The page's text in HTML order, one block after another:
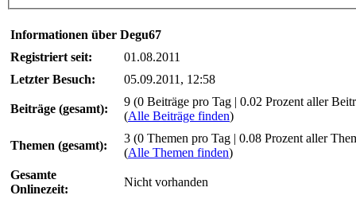
Informationen über Degu67
Registriert seit:
01.08.2011
Letzter Besuch:
05.09.2011, 12:58
Beiträge (gesamt):
9 (0 Beiträge pro Tag | 0.02 Prozent aller
(Alle Beiträge finden)
Themen (gesamt):
3 (0 Themen pro Tag | 0.08 Prozent aller
(Alle Themen finden)
Gesamte
Onlinezeit:
Nicht vorhanden